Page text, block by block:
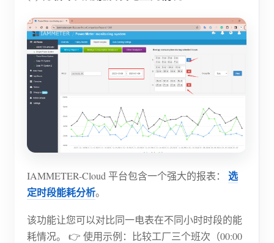
IAMMETER-Cloud 平台包含一个强大的报表： 选
定时段能耗分析。
该功能让您可以对比同一电表在不同小时时段的能
耗情况。 👉 使用示例：比较工厂三个班次（00:00